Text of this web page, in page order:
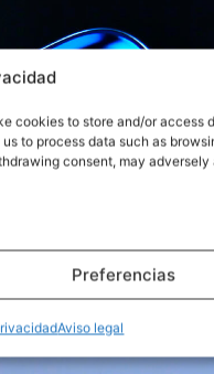
cookies to store and/or access
to process data such as
consent, may
Preferencias
Aviso legal